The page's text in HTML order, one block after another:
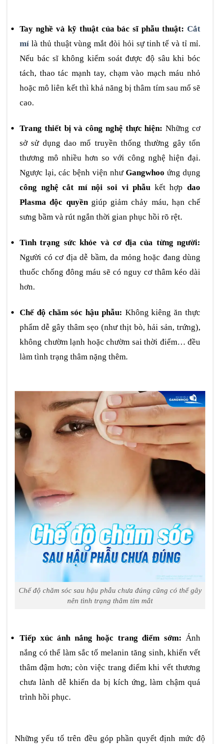
Tay nghề và kỹ thuật của bác sĩ phẫu thuật: Cắt
mí là thủ thuật vùng mắt đòi hỏi sự tinh tế và tỉ mỉ.
Nếu bác sĩ không kiểm soát được độ sâu khi bóc
tách, thao tác mạnh tay, chạm vào mạch máu nhỏ
hoặc mô liên kết thì khả năng bị thâm tím sau mổ sẽ
cao.
Trang thiết bị và công nghệ thực hiện: Những cơ
sở sử dụng dao mổ truyền thống thường gây tổn
thương mô nhiều hơn so với công nghệ hiện đại.
Ngược lại, các bệnh viện như Gangwhoo ứng dụng
công nghệ cắt mí nội soi vi phẫu kết hợpdao
Plasma độc quyềngiúp giảm chảy máu, hạn chế
sưng bầm và rút ngắn thời gian phục hồi rõ rệt.
Tình trạng sức khỏe và cơ địa của từng người:
Người có cơ địa dễ bầm, da mỏng hoặc đang dùng
thuốc chống đông máu sẽ có nguy cơ thâm kéo dài
hơn.
Chế độ chăm sóc hậu phẫu: Không kiêng ăn thực
phẩm dễ gây thâm sẹo (như thịt bò, hải sản, trứng),
không chườm lạnh hoặc chườm sai thời điểm… đều
làm tình trạng thâm nặng thêm.
Chế độ chăm sóc sau hậu phẫu chưa đúng cũng có thể gây
nên tình trạng thâm tím mắt
Tiếp xúc ánh nắng hoặc trang điểm sớm: Ánh
nắng có thể làm sắc tố melanin tăng sinh, khiến vết
thâm đậm hơn; còn việc trang điểm khi vết thương
chưa lành dễ khiến da bị kích ứng, làm chậm quá
trình hồi phục.
Những yếu tố trên đều góp phần quyết định mức độ